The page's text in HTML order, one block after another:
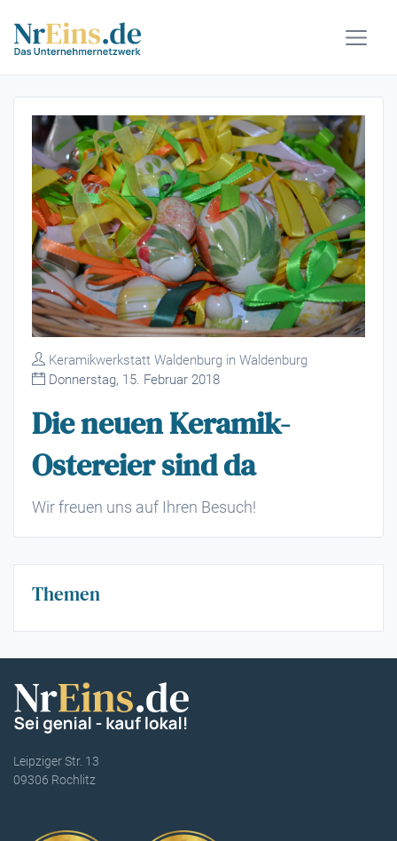
Keramikwerkstatt Waldenburg in Waldenburg
Donnerstag, 15. Februar 2018
Die neuen Keramik-
Ostereier sind da
Wir freuen uns auf Ihren Besuch!
Themen
Leipziger Str. 13
09306 Rochlitz